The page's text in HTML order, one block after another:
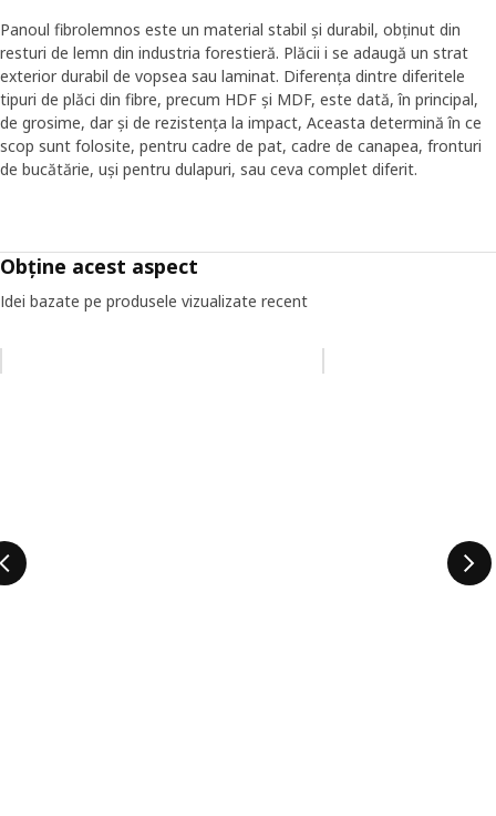
Panoul fibrolemnos este un material stabil și durabil, obținut din
resturi de lemn din industria forestieră. Plăcii i se adaugă un strat
exterior durabil de vopsea sau laminat. Diferența dintre diferitele
tipuri de plăci din fibre, precum HDF și MDF, este dată, în principal,
de grosime, dar și de rezistența la impact, Aceasta determină în ce
scop sunt folosite, pentru cadre de pat, cadre de canapea, fronturi
de bucătărie, uși pentru dulapuri, sau ceva complet diferit.
Obține acest aspect
Idei bazate pe produsele vizualizate recent